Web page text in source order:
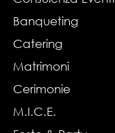
Banqueting
Catering
Matrimoni
Cerimonie
M.I.C.E.